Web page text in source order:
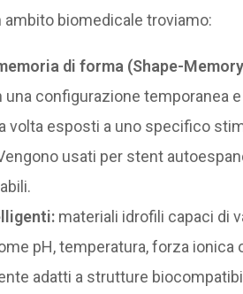
ambito biomedicale troviamo:
di forma (Shape-
una configurazione temporanea
volta esposti a uno specifico
usati per stent
materiali idrofili capaci di
pH, temperatura, forza
adatti a strutture